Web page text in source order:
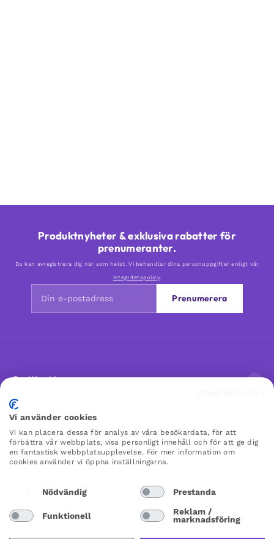
Produktnyheter & exklusiva rabatter för
prenumeranter.
Du kan avregistrera dig när som helst. Vi behandlar dina personuppgifter enligt vår
integritetspolicy.
Prenumerera
Om Woo Me
Kundservice
Favoriter
WOO ME
Vi använder cookies
Vi kan placera dessa för analys av våra besökardata, för att
förbättra vår webbplats, visa personligt innehåll och för att ge dig
en fantastisk webbplatsupplevelse. För mer information om
cookies använder vi öppna inställningarna.
Nödvändig Prestanda
Funktionell
Reklam /
marknadsföring